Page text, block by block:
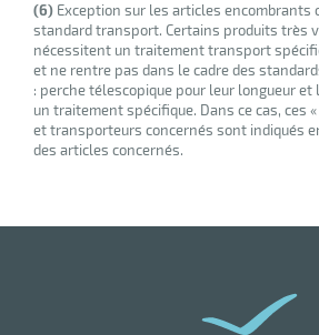
(6) Exception sur les articles encombrants
standard transport. Certains produits très
nécessitent un traitement transport
et ne rentre pas dans le cadre des
: perche télescopique pour leur longueur
un traitement spécifique. Dans ce cas, ces
et transporteurs concernés sont indiqués
des articles concernés.